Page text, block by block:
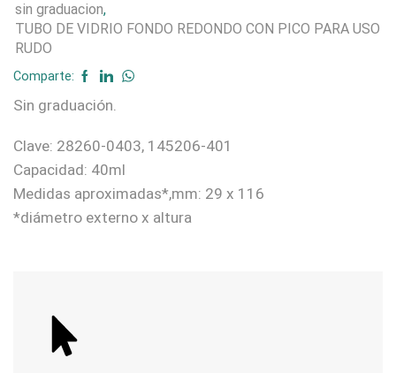
sin graduacion,
TUBO DE VIDRIO FONDO REDONDO CON PICO PARA USO
RUDO
Comparte:
Sin graduación.
Clave: 28260-0403, 145206-401
Capacidad: 40ml
Medidas aproximadas*,mm: 29 x 116
*diámetro externo x altura